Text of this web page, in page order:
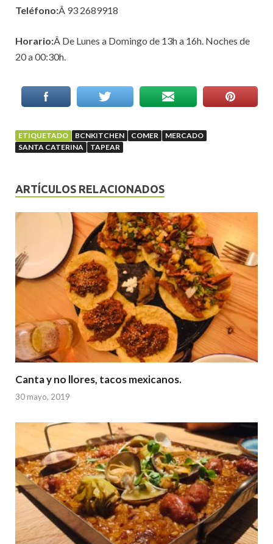
Teléfono:Â 93 2689918
Horario:Â De Lunes a Domingo de 13h a 16h. Noches de
20 a 00:30h.
ETIQUETADO BCNKITCHEN COMER
MERCADO
SANTA CATERINA
TAPEAR
ARTÍCULOS RELACIONADOS
Canta y no llores, tacos mexicanos.
30 mayo, 2019